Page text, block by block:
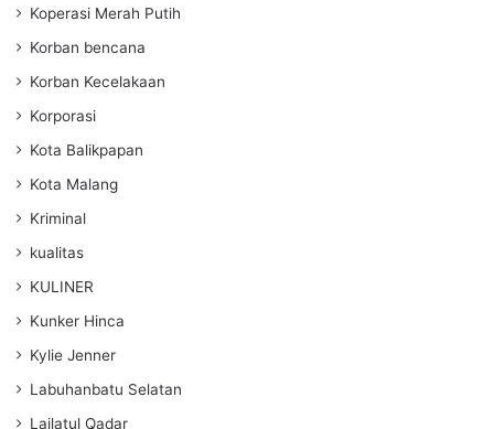
Koperasi Merah Putih
Korban bencana
Korban Kecelakaan
Korporasi
Kota Balikpapan
Kota Malang
Kriminal
kualitas
KULINER
Kunker Hinca
Kylie Jenner
Labuhanbatu Selatan
Lailatul Qadar